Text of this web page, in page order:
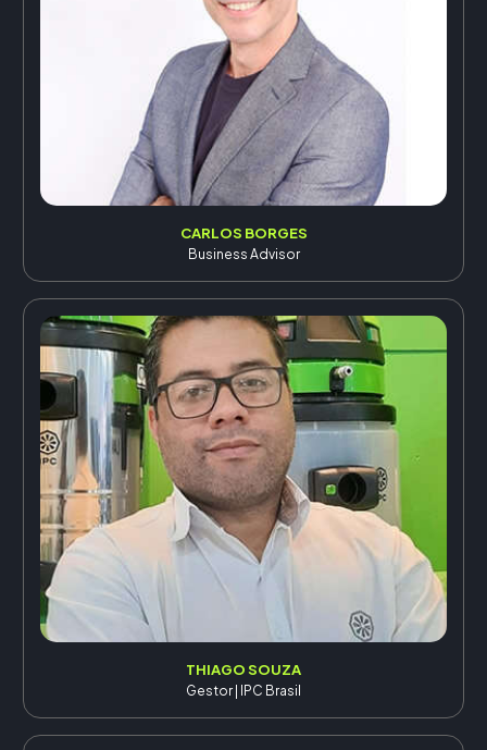
CARLOS BORGES
Business Advisor
THIAGO SOUZA
Gestor | IPC Brasil